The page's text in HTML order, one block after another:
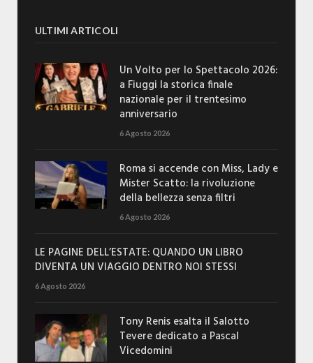
ULTIMI ARTICOLI
Un Volto per lo Spettacolo 2026:
a Fiuggi la storica finale
nazionale per il trentesimo
anniversario
6 Agosto 2026
Roma si accende con Miss, Lady e
Mister Scatto: la rivoluzione
della bellezza senza filtri
6 Agosto 2026
LE PAGINE DELL’ESTATE: QUANDO UN LIBRO
DIVENTA UN VIAGGIO DENTRO NOI STESSI
6 Agosto 2026
Tony Renis esalta il Salotto
Tevere dedicato a Pascal
Vicedomini